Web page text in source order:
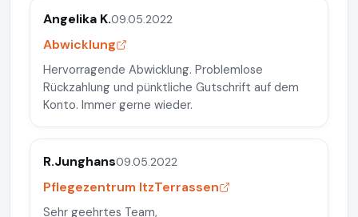
Angelika K.09.05.2022
Abwicklung
Hervorragende Abwicklung. Problemlose
Rückzahlung und pünktliche Gutschrift auf dem
Konto. Immer gerne wieder.
R.Junghans09.05.2022
Pflegezentrum ItzTerrassen
Sehr geehrtes Team,